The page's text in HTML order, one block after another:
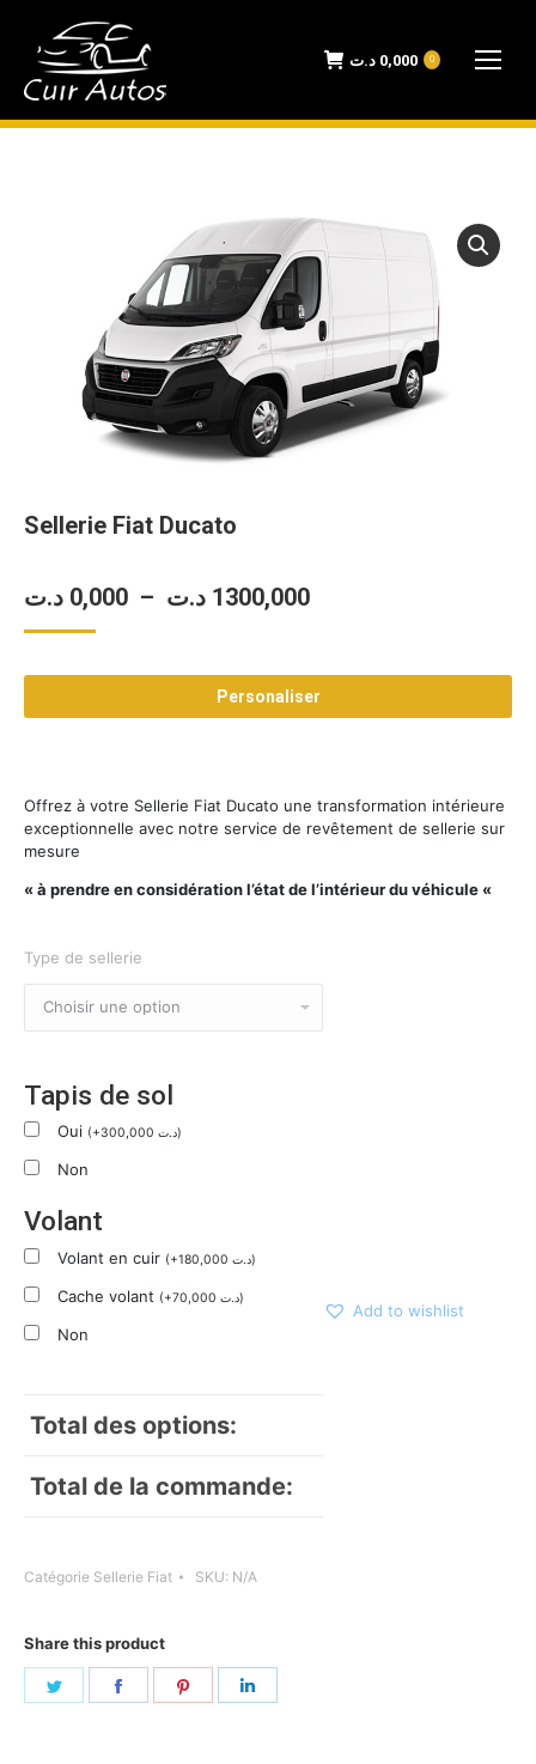
0,000 د.ت 0
Sellerie Fiat Ducato
0,000 د.ت – 1300,000 د.ت
Plage
prix :
0,000 د.تPersonaliser
Offrez à votre Sellerie Fiat Ducato une transformation intérieure
exceptionnelle avec notre service de revêtement de sellerie sur
mesure
« à prendre en considération l’état de l’intérieur du véhicule «
Type de sellerie
Tapis de sol
Oui (+300,000 د.ت)
Non
Volant
Volant en cuir (+180,000 د.ت)
Cache volant (+70,000 د.ت)
Non
Total des options:
Total de la commande:
Add to wishlist
Catégorie Sellerie Fiat SKU: N/A
Share this product
Share
Share